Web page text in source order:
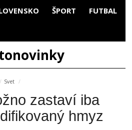
ŠPORT FUTBAL
Svet
zastaví iba
hmyz